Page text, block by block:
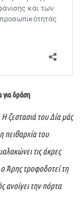
για δράση
ζεστασιά του Δία μάς
πειθαρχία του
τις άκρες
Άρης τροφοδοτεί τη
ανοίγει την πόρτα